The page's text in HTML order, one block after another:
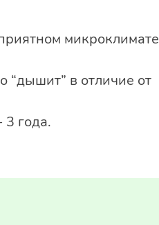
микроклимате
в отличие от
года.